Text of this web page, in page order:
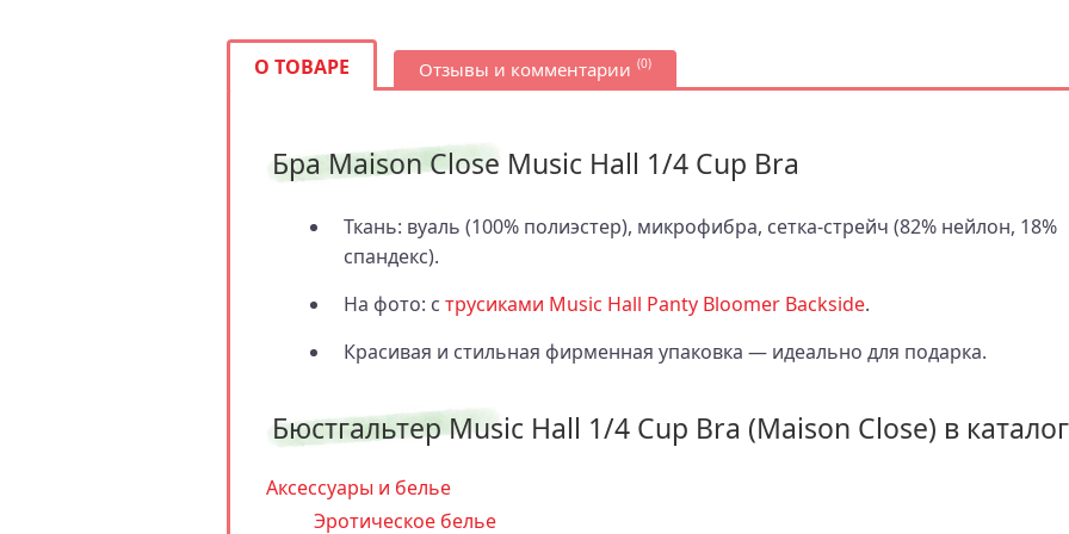
О ТОВАРЕ Отзывы и комментарии (0)
Бра Maison Close Music Hall 1/4 Cup Bra
Ткань: вуаль (100% полиэстер), микрофибра, сетка-стрейч (82% нейлон, 18%
спандекс).
На фото: с трусиками Music Hall Panty Bloomer Backside.
Красивая и стильная фирменная упаковка — идеально для подарка.
Бюстгальтер Music Hall 1/4 Cup Bra (Maison Close) в
Аксессуары и белье
Эротическое белье